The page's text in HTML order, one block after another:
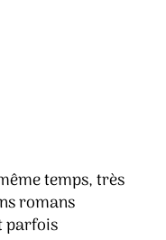
temps, très
romans
parfois